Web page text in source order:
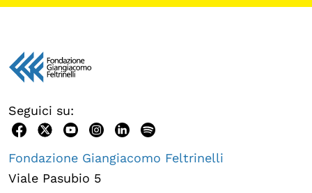
Seguici su:
Fondazione Giangiacomo Feltrinelli
Viale Pasubio 5